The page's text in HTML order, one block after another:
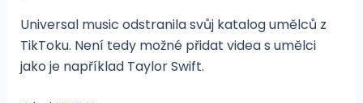
Universal music odstranila svůj katalog umělců z
TikToku. Není tedy možné přidat videa s umělci
jako je například Taylor Swift.